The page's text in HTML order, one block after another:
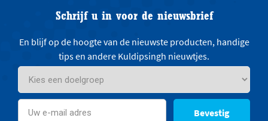
Schrijf u in voor de nieuwsbrief
En blijf op de hoogte van de nieuwste producten, handige
tips en andere Kuldipsingh nieuwtjes.
Bevestig